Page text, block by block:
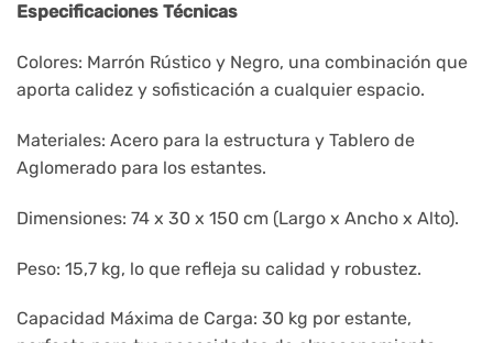
Especificaciones Técnicas
Colores: Marrón Rústico y Negro, una combinación que
aporta calidez y sofisticación a cualquier espacio.
Materiales: Acero para la estructura y Tablero de
Aglomerado para los estantes.
Dimensiones: 74 x 30 x 150 cm (Largo x Ancho x Alto).
Peso: 15,7 kg, lo que refleja su calidad y robustez.
Capacidad Máxima de Carga: 30 kg por estante,